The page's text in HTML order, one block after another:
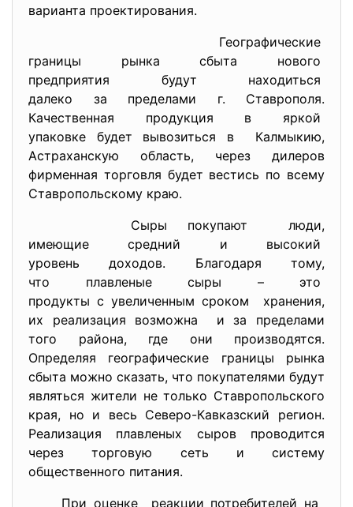
варианта проектирования.
Географические
границы рынка сбыта нового
предприятия будут находиться
далеко за пределами г. Ставрополя.
Качественная продукция в яркой
упаковке будет вывозиться в Калмыкию,
Астраханскую область, через дилеров
фирменная торговля будет вестись по всему
Ставропольскому краю.
Сыры покупают люди,
имеющие средний и высокий
уровень доходов. Благодаря тому,
что плавленые сыры – это
продукты с увеличенным сроком хранения,
их реализация возможна и за пределами
того района, где они производятся.
Определяя географические границы рынка
сбыта можно сказать, что покупателями будут
являться жители не только Ставропольского
края, но и весь Северо-Кавказский регион.
Реализация плавленых сыров проводится
через торговую сеть и систему
общественного питания.
При оценке реакции потребителей на